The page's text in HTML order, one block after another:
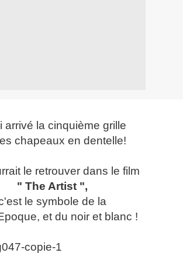
arrivé la cinquième grille
chapeaux en dentelle!
le retrouver dans le film
" The Artist ",
le symbole de la
et du noir et blanc !